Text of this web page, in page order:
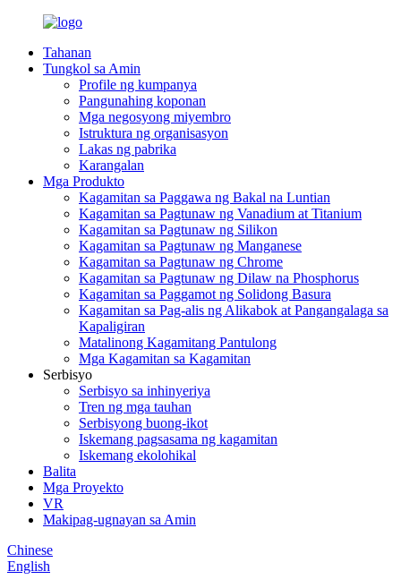
Tahanan
Tungkol sa Amin
Profile ng kumpanya
Pangunahing koponan
Mga negosyong miyembro
Istruktura ng organisasyon
Lakas ng pabrika
Karangalan
Mga Produkto
Kagamitan sa Paggawa ng Bakal na Luntian
Kagamitan sa Pagtunaw ng Vanadium at Titanium
Kagamitan sa Pagtunaw ng Silikon
Kagamitan sa Pagtunaw ng Manganese
Kagamitan sa Pagtunaw ng Chrome
Kagamitan sa Pagtunaw ng Dilaw na Phosphorus
Kagamitan sa Paggamot ng Solidong Basura
Kagamitan sa Pag-alis ng Alikabok at Pangangalaga sa
Kapaligiran
Matalinong Kagamitang Pantulong
Mga Kagamitan sa Kagamitan
Serbisyo
Serbisyo sa inhinyeriya
Tren ng mga tauhan
Serbisyong buong-ikot
Iskemang pagsasama ng kagamitan
Iskemang ekolohikal
Balita
Mga Proyekto
VR
Makipag-ugnayan sa Amin
Chinese
English